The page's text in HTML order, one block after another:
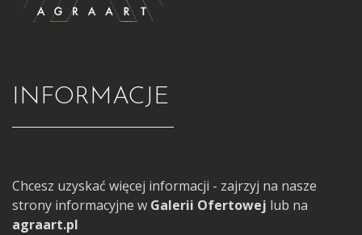
INFORMACJE
Chcesz uzyskać więcej informacji - zajrzyj na nasze
strony informacyjne w Galerii Ofertowej lub na
agraart.pl